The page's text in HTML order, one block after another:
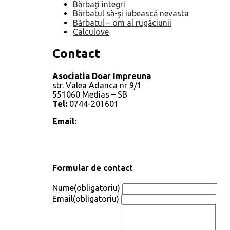
Bărbați integri
Bărbatul să-și iubească nevasta
Bărbatul – om al rugăciunii
Calculove
Contact
Asociatia Doar Impreuna
str. Valea Adanca nr 9/1
551060 Medias – SB
Tel: 0744-201601
Email:
Formular de contact
Nume(obligatoriu)
Email(obligatoriu)